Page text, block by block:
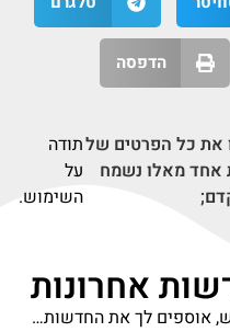
הדפסה
את כל הפרטים של
אחד מאלו נשמח
תודה
על
השימוש.
אחרונות